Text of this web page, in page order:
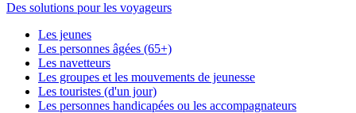
Des solutions pour les voyageurs
Les jeunes
Les personnes âgées (65+)
Les navetteurs
Les groupes et les mouvements de jeunesse
Les touristes (d'un jour)
Les personnes handicapées ou les accompagnateurs